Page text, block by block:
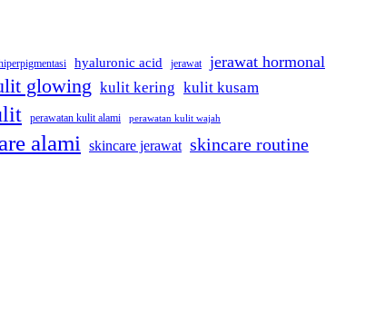
hyaluronic acid jerawat jerawat hormonal
glowing kulit kering kulit kusam
perawatan kulit alami perawatan kulit wajah
alami skincare jerawat skincare routine